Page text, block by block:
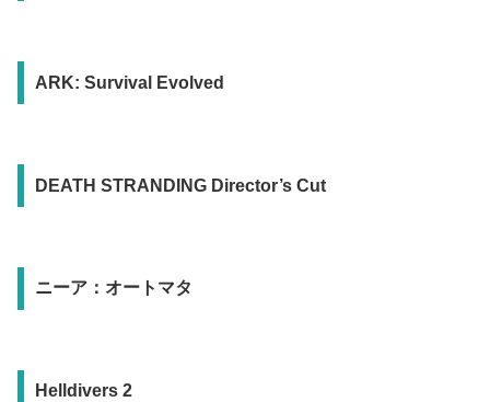
ARK: Survival Evolved
DEATH STRANDING Director’s Cut
ニーア：オートマタ
Helldivers 2